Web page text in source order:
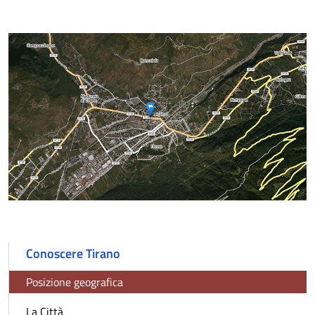
Conoscere Tirano
Posizione geografica
La Città